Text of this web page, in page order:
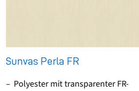
Sunvas Perla FR
Polyester mit transparenter FR-